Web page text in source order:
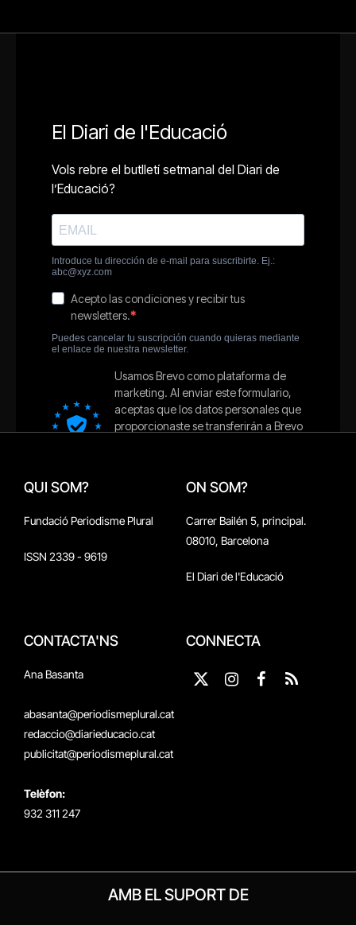
QUI SOM?
Fundació Periodisme Plural
ISSN 2339 - 9619
ON SOM?
Carrer Bailén 5, principal.
08010, Barcelona
El Diari de l'Educació
CONTACTA'NS
Ana Basanta
abasanta@periodismeplural.cat
redaccio@diarieducacio.cat
publicitat@periodismeplural.cat
Telèfon:
932 311 247
CONNECTA
X
Instagram
Facebook
RSS
AMB EL SUPORT DE